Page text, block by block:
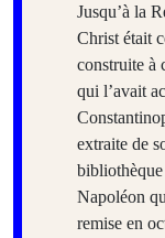
Jusqu’à la
Christ était
construite à
qui l’avait
extraite de
bibliothèque
Napoléon
remise en